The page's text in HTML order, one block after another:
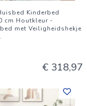
Kinderbed
cm Houtkleur -
met Veiligheidshekje
€ 318,97